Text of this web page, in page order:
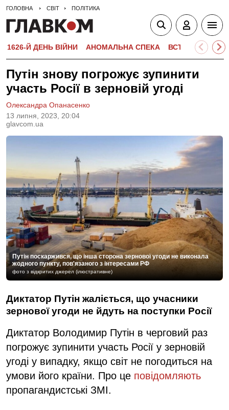
ГОЛОВНА СВІТ ПОЛІТИКА
1626-Й ДЕНЬ ВІЙНИ АНОМАЛЬНА СПЕКА ВСТУПНА
Путін знову погрожує зупинити
участь Росії в зерновій угоді
13 липня, 2023, 20:04
glavcom.ua
Олександра Опанасенко
Путін поскаржився, що інша сторона зернової угоди не виконала
жодного пункту, пов'язаного з інтересами РФ
фото з відкритих джерел (ілюстративне)
Диктатор Путін жаліється, що учасники
зернової угоди не йдуть на поступки Росії
Диктатор Володимир Путін в черговий раз
погрожує зупинити участь Росії у зерновій
угоді у випадку, якщо світ не погодиться на
умови його країни. Про це повідомляють
пропагандистські ЗМІ.